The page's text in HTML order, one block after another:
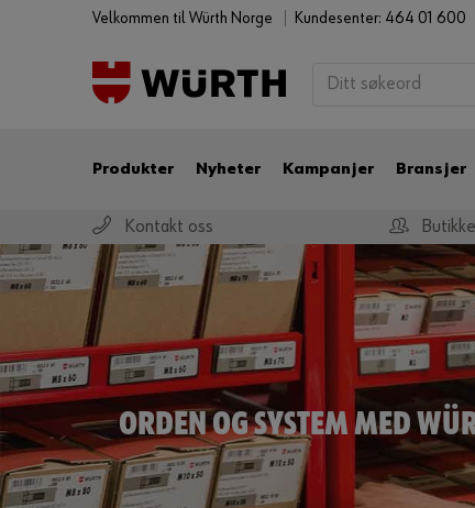
Velkommen til Würth Norge Kundesenter: 464 01 600
Produkter Nyheter Kampanjer Bransjer
Kontakt oss
ORDEN OG SYSTEM MED